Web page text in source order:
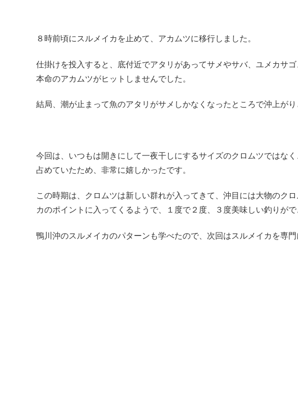
８時前頃にスルメイカを止めて、アカムツに移行しました。
仕掛けを投入すると、底付近でアタリがあってサメやサバ、ユメカサ
本命のアカムツがヒットしませんでした。
結局、潮が止まって魚のアタリがサメしかなくなったところで沖上がり
今回は、いつもは開きにして一夜干しにするサイズのクロムツではな
占めていたため、非常に嬉しかったです。
この時期は、クロムツは新しい群れが入ってきて、沖目には大物のク
カのポイントに入ってくるようで、１度で２度、３度美味しい釣りがで
鴨川沖のスルメイカのパターンも学べたので、次回はスルメイカを専門